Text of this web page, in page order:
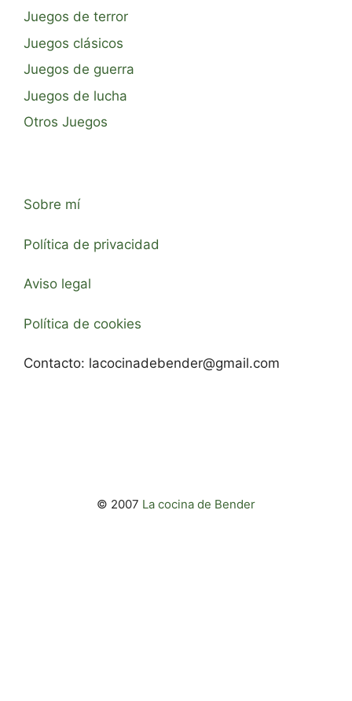
Juegos de terror
Juegos clásicos
Juegos de guerra
Juegos de lucha
Otros Juegos
Sobre mí
Política de privacidad
Aviso legal
Política de cookies
Contacto: lacocinadebender@gmail.com
© 2007 La cocina de Bender